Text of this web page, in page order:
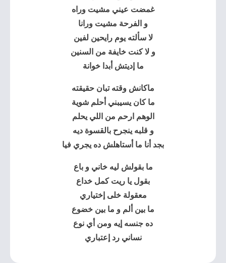
غمضت عیني مشیت وراه
و الفرحة مشیت ورانا
لا سألته یوم رایحین لفین
و لا كنت خایفة من السنین
ما إدیتش أبدا خوانة
ماكانش وقته تبان حقیقته
ما كان یسيبني أحلم شویة
الوھم ارحم من اللي یحلم
و قلبه ینجرح بالقسوة دیه
بجد أنا ما أستاھلش ده یجري فیا
ما بقولش لیه خاني و باع
بقول یا ریت كمل خداع
معقولة خلى إختیاري
ما بین ألم و ما بین خضوع
ده جنسه إیه ومن أي نوع
نساني رد إعتباري